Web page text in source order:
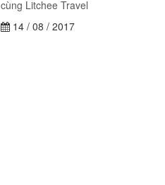
cùng Litchee Travel
14 / 08 / 2017